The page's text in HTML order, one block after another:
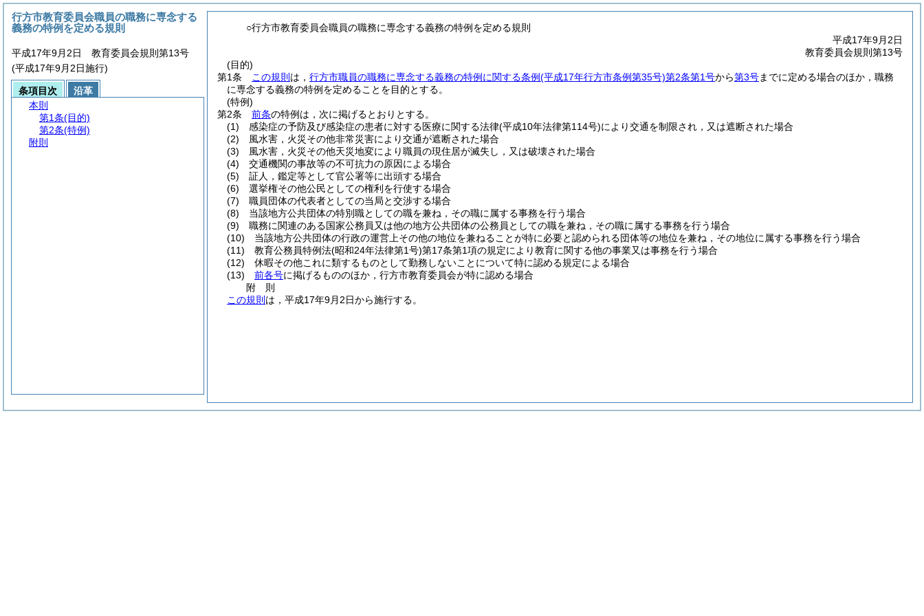
○行方市教育委員会職員の職務に専念する義務の特例を定める規則
平成17年9月2日
教育委員会規則第13号
(目的)
第1条
この規則 は， 行方市職員の職務に専念する義務の特例に関する条例(平成17年行方市条例第35号)第2条第1号から第3号までに定める場合のほか，職務
に専念する義務の特例を定めることを目的とする。
(特例)
第2条
前条の特例は，次に掲げるとおりとする。
(1)
感染症の予防及び感染症の患者に対する医療に関する法律(平成10年法律第114号)により交通を制限され，又は遮断された場合
(2)
風水害，火災その他非常災害により交通が遮断された場合
(3)
風水害，火災その他天災地変により職員の現住居が滅失し，又は破壊された場合
(4)
交通機関の事故等の不可抗力の原因による場合
(5)
証人，鑑定等として官公署等に出頭する場合
(6)
選挙権その他公民としての権利を行使する場合
(7)
職員団体の代表者としての当局と交渉する場合
(8)
当該地方公共団体の特別職としての職を兼ね，その職に属する事務を行う場合
(9)
職務に関連のある国家公務員又は他の地方公共団体の公務員としての職を兼ね，その職に属する事務を行う場合
(10)
当該地方公共団体の行政の運営上その他の地位を兼ねることが特に必要と認められる団体等の地位を兼ね，その地位に属する事務を行う場合
(11)
教育公務員特例法(昭和24年法律第1号)第17条第1項の規定により教育に関する他の事業又は事務を行う場合
(12)
休暇その他これに類するものとして勤務しないことについて特に認める規定による場合
(13)
前各号に掲げるもののほか，行方市教育委員会が特に認める場合
附 則
この規則 は，平成17年9月2日から施行する。
行方市教育委員会職員の職務に専念する
義務の特例を定める規則
平成17年9月2日 教育委員会規則第13号
(平成17年9月2日施行)
条項目次
沿革
本則
第1条(目的)
第2条(特例)
附則